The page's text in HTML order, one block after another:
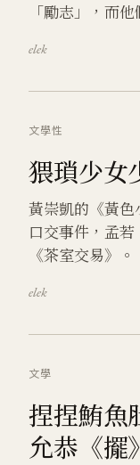
「勵志」，而
elek
文學性
猥瑣少女
黃崇凱的《黃色
口交事件，孟
《茶室交易》。
elek
文學
捏捏鮪魚
允恭《擺